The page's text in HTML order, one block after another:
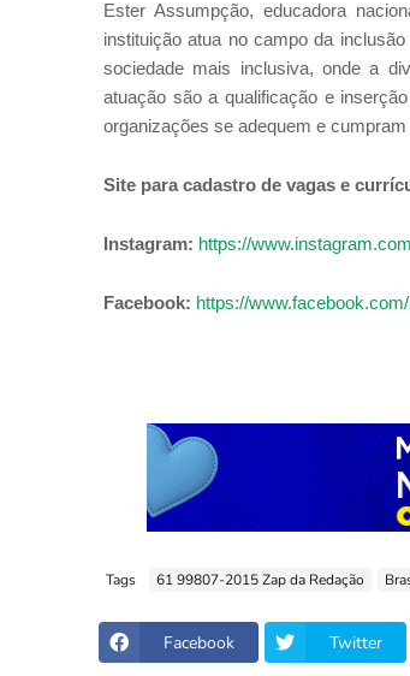
Ester Assumpção, educadora
instituição atua no campo da
sociedade mais inclusiva, onde a
atuação são a qualificação e
organizações se adequem e
Site para cadastro de vagas e
Instagram: https://
Facebook: https://
Tags 61 99807-2015 Zap da Redação
Facebook Twitter